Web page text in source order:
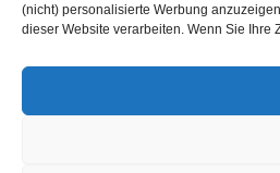
(nicht) personalisierte Werbung
dieser Website verarbeiten. Wenn Sie Ihre